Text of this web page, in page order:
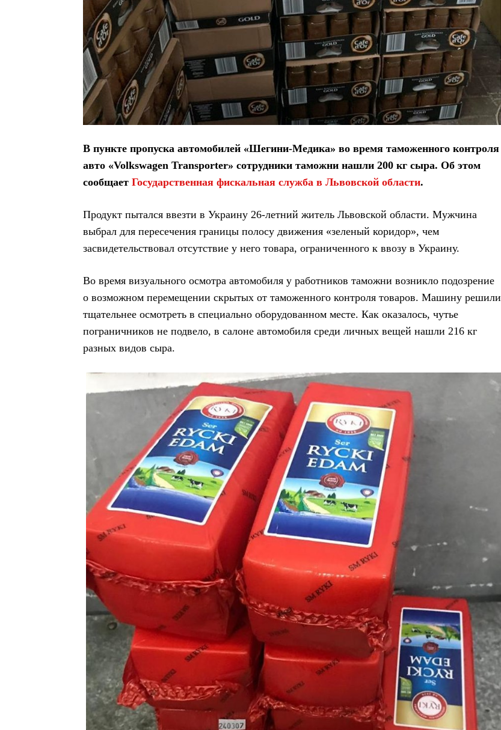
В пункте пропуска автомобилей «Шегини-Медика» во время таможенного контроля
авто «Volkswagen Transporter» сотрудники таможни нашли 200 кг сыра. Об этом
сообщает Государственная фискальная служба в Львовской области.
Продукт пытался ввезти в Украину 26-летний житель Львовской области. Мужчина
выбрал для пересечения границы полосу движения «зеленый коридор», чем
засвидетельствовал отсутствие у него товара, ограниченного к ввозу в Украину.
Во время визуального осмотра автомобиля у работников таможни возникло подозрение
о возможном перемещении скрытых от таможенного контроля товаров. Машину решили
тщательнее осмотреть в специально оборудованном месте. Как оказалось, чутье
пограничников не подвело, в салоне автомобиля среди личных вещей нашли 216 кг
разных видов сыра.